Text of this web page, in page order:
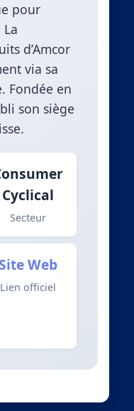
pour
d’Amcor
via sa
Fondée en
son siège
Cyclical
Secteur
Site Web
Lien officiel